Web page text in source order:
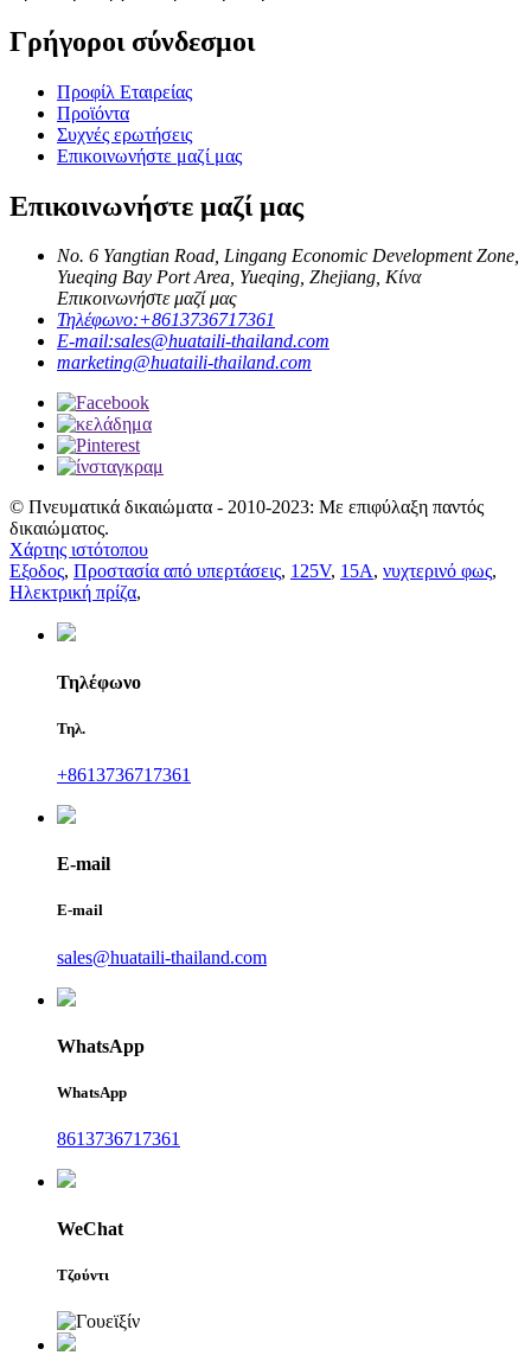
Γρήγοροι σύνδεσμοι
Προφίλ Εταιρείας
Προϊόντα
Συχνές ερωτήσεις
Επικοινωνήστε μαζί μας
Επικοινωνήστε μαζί μας
No. 6 Yangtian Road, Lingang Economic Development Zone,
Yueqing Bay Port Area, Yueqing, Zhejiang, Κίνα
Επικοινωνήστε μαζί μας
Τηλέφωνο:+8613736717361
E-mail:sales@huataili-thailand.com
marketing@huataili-thailand.com
© Πνευματικά δικαιώματα - 2010-2023: Με επιφύλαξη παντός
δικαιώματος.
Χάρτης ιστότοπου
Εξοδος, Προστασία από υπερτάσεις, 125V, 15Α, νυχτερινό φως,
Ηλεκτρική πρίζα,
Τηλέφωνο
Τηλ.
+8613736717361
E-mail
E-mail
sales@huataili-thailand.com
WhatsApp
WhatsApp
8613736717361
WeChat
Τζούντι